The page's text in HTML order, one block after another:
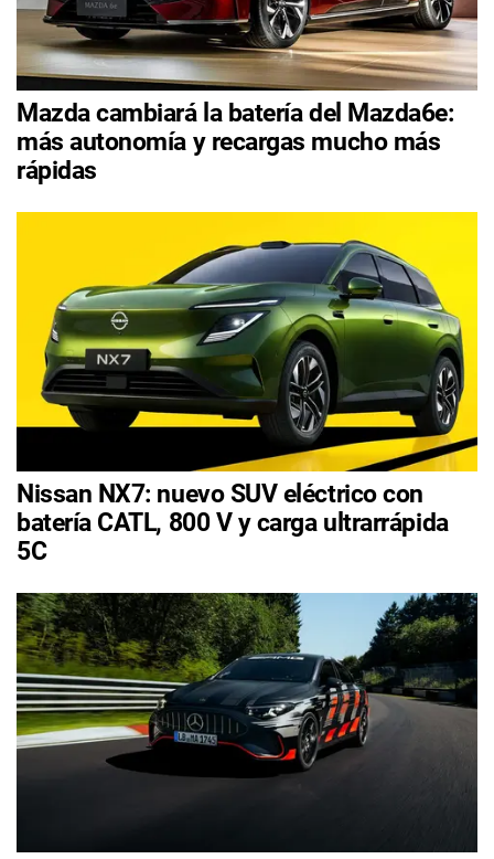
Mazda cambiará la batería del Mazda6e:
más autonomía y recargas mucho más
rápidas
Nissan NX7: nuevo SUV eléctrico con
batería CATL, 800 V y carga ultrarrápida
5C